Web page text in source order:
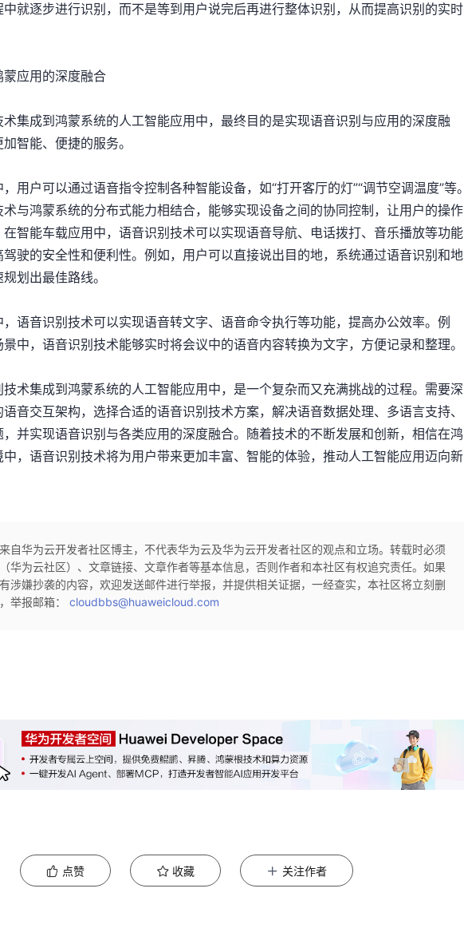
就逐步进行识别，而不是等到用户说完后再进行整体识别，从而提高识别的实时
应用的深度融合
集成到鸿蒙系统的人工智能应用中，最终目的是实现语音识别与应用的深度融
智能、便捷的服务。
用户可以通过语音指令控制各种智能设备，如“打开客厅的灯”“调节空调温度”等。
与鸿蒙系统的分布式能力相结合，能够实现设备之间的协同控制，让用户的操作
智能车载应用中，语音识别技术可以实现语音导航、电话拨打、音乐播放等功能
驶的安全性和便利性。例如，用户可以直接说出目的地，系统通过语音识别和地
划出最佳路线。
语音识别技术可以实现语音转文字、语音命令执行等功能，提高办公效率。例
中，语音识别技术能够实时将会议中的语音内容转换为文字，方便记录和整理。
术集成到鸿蒙系统的人工智能应用中，是一个复杂而又充满挑战的过程。需要深
音交互架构，选择合适的语音识别技术方案，解决语音数据处理、多语言支持、
并实现语音识别与各类应用的深度融合。随着技术的不断发展和创新，相信在鸿
，语音识别技术将为用户带来更加丰富、智能的体验，推动人工智能应用迈向新
来自华为云开发者社区博主，不代表华为云及华为云开发者社区的观点和立场。转载时必须
华为云社区）、文章链接、文章作者等基本信息，否则作者和本社区有权追究责任。如果
涉嫌抄袭的内容，欢迎发送邮件进行举报，并提供相关证据，一经查实，本社区将立刻删
举报邮箱：cloudbbs@huaweicloud.com
点赞 收藏 关注作者